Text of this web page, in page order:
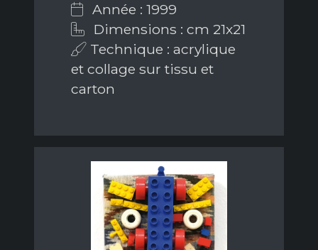
Année : 1999
Dimensions : cm 21x21
Technique : acrylique
et collage sur tissu et
carton